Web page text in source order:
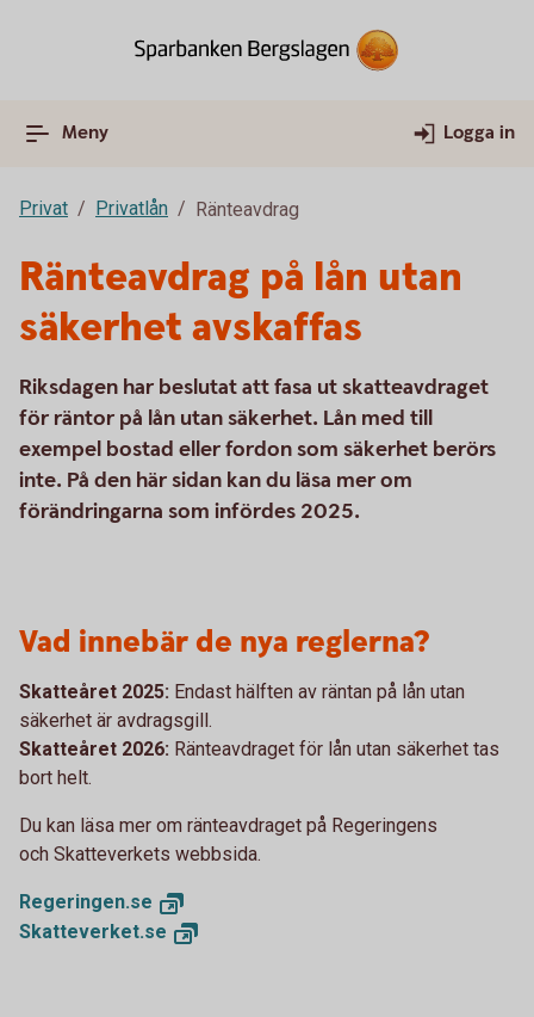
Meny Logga in
Privat Privatlån Ränteavdrag
Ränteavdrag på lån utan
säkerhet avskaffas
Riksdagen har beslutat att fasa ut skatteavdraget
för räntor på lån utan säkerhet. Lån med till
exempel bostad eller fordon som säkerhet berörs
inte. På den här sidan kan du läsa mer om
förändringarna som infördes 2025.
Vad innebär de nya reglerna?
Skatteåret 2025: Endast hälften av räntan på lån utan
säkerhet är avdragsgill.
Skatteåret 2026: Ränteavdraget för lån utan säkerhet tas
bort helt.
Du kan läsa mer om ränteavdraget på Regeringens
och Skatteverkets webbsida.
Regeringen.se
Skatteverket.se